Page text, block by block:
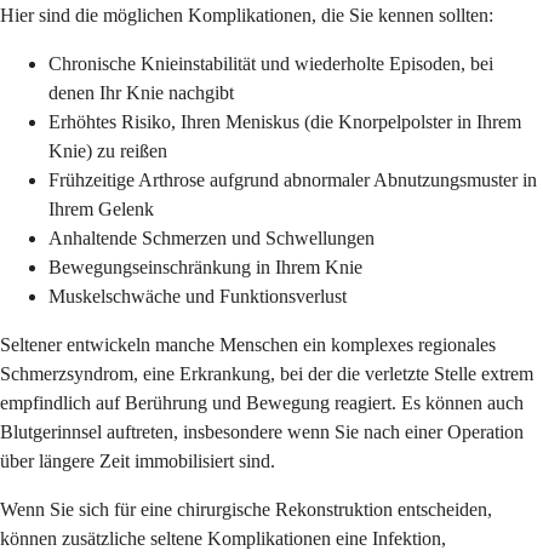
Hier sind die möglichen Komplikationen, die Sie kennen sollten:
Chronische Knieinstabilität und wiederholte Episoden, bei
denen Ihr Knie nachgibt
Erhöhtes Risiko, Ihren Meniskus (die Knorpelpolster in Ihrem
Knie) zu reißen
Frühzeitige Arthrose aufgrund abnormaler Abnutzungsmuster in
Ihrem Gelenk
Anhaltende Schmerzen und Schwellungen
Bewegungseinschränkung in Ihrem Knie
Muskelschwäche und Funktionsverlust
Seltener entwickeln manche Menschen ein komplexes regionales
Schmerzsyndrom, eine Erkrankung, bei der die verletzte Stelle extrem
empfindlich auf Berührung und Bewegung reagiert. Es können auch
Blutgerinnsel auftreten, insbesondere wenn Sie nach einer Operation
über längere Zeit immobilisiert sind.
Wenn Sie sich für eine chirurgische Rekonstruktion entscheiden,
können zusätzliche seltene Komplikationen eine Infektion,